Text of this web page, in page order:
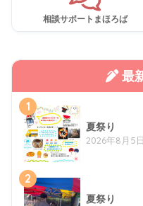
相談サポートまほろば
最
1
夏祭り
2026年8月5日
2
夏祭り